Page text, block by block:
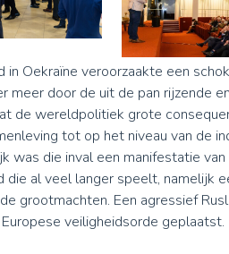
in Oekraïne veroorzaakte een
meer door de uit de pan rijzende
de wereldpolitiek grote
tot op het niveau van de
was die inval een manifestatie
die al veel langer speelt, namelijk
grootmachten. Een agressief
veiligheidsorde geplaatst.